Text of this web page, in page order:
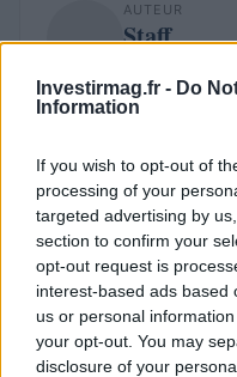
Investirmag.fr - Do
Information
If you wish to opt-out of
processing of your
targeted advertising by
section to confirm your
opt-out request is
interest-based ads based
us or personal
your opt-out. You may
disclosure of your
AUTEUR
Staff